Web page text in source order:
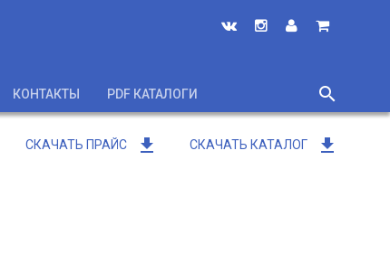
КОНТАКТЫ PDF КАТАЛОГИ
search
close
СКАЧАТЬ ПРАЙС get_app СКАЧАТЬ КАТАЛОГ get_app